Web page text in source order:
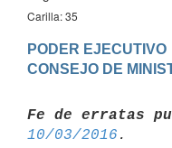
Carilla: 35
PODER EJECUTIVO
Fe de erratas
10/03/2016